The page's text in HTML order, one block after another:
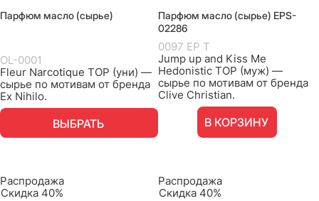
Парфюм масло (сырье)
OL-0001
Fleur Narcotique TOP (уни) —
сырье по мотивам от бренда
Ex Nihilo.
ВЫБРАТЬ
Парфюм масло (сырье) EPS-
02286
0097 EP T
Jump up and Kiss Me
Hedonistic TOP (муж) —
сырье по мотивам от бренда
Clive Christian.
В КОРЗИНУ
Распродажа
Скидка 40%
Распродажа
Скидка 40%